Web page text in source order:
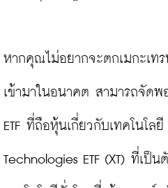
หากคุณไม่อยากจะตกเมกะเท
เข้ามาในอนาคต สามารถจัด
ETF ที่ถือหุ้นเกี่ยวกับเทคโนโล
Technologies ETF (XT) ที่เป็